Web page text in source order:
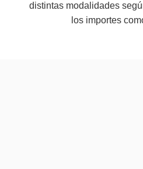
distintas modalidades
los importes